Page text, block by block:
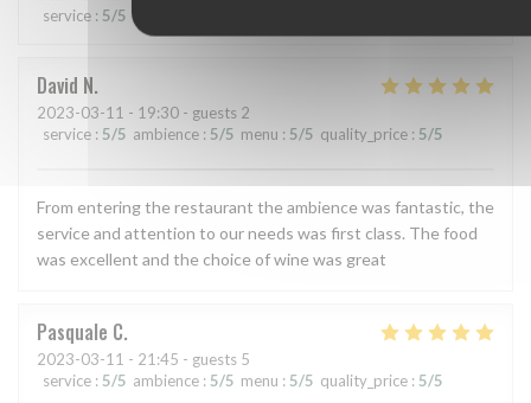
service : 5/5
David N
2023-03-11 - 19:30 - guests 2
service : 5/5 ambience : 5/5 menu : 5/5 quality_price : 5/5
From entering the restaurant the ambience was fantastic, the
service and attention to our needs was first class. The food
was excellent and the choice of wine was great
Pasquale C
2023-03-11 - 21:45 - guests 5
service : 5/5 ambience : 5/5 menu : 5/5 quality_price : 5/5